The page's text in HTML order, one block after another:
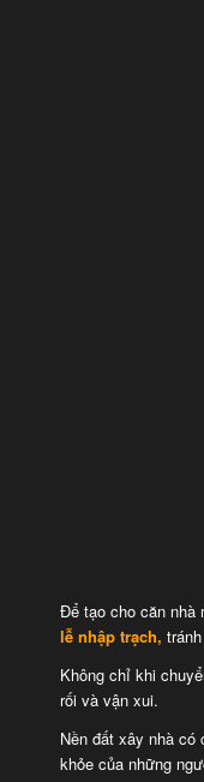
Để tạo cho căn nhà
lễ nhập trạch,
Không chỉ khi
rối và vận xui.
Nền đất xây nhà
khỏe của những